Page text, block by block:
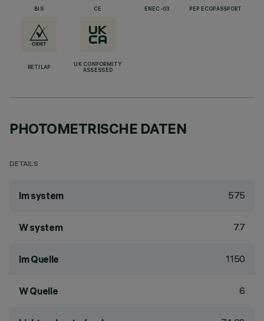
BIS CE ENEC-03 PEP ECOPASSPORT
RETILAP
UK CONFORMITY
ASSESSED
PHOTOMETRISCHE DATEN
DETAILS
lm system 575
W system 7.7
lm Quelle 1150
W Quelle 6